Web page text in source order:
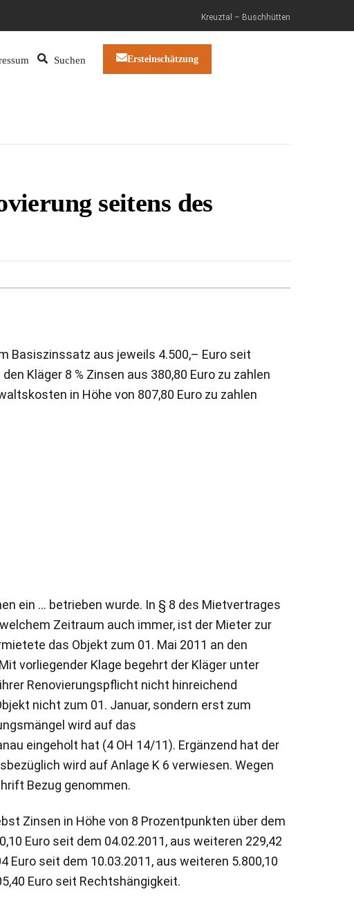
Kreuztal – Buschhütten
Suchen Ersteinschätzung
seitens des
Basiszinssatz aus jeweils 4.500,– Euro seit
Kläger 8 % Zinsen aus 380,80 Euro zu zahlen
in Höhe von 807,80 Euro zu zahlen
ein … betrieben wurde. In § 8 des Mietvertrages
Zeitraum auch immer, ist der Mieter zur
das Objekt zum 01. Mai 2011 an den
vorliegender Klage begehrt der Kläger unter
Renovierungspflicht nicht hinreichend
nicht zum 01. Januar, sondern erst zum
wird auf das
eingeholt hat (4 OH 14/11). Ergänzend hat der
wird auf Anlage K 6 verwiesen. Wegen
Bezug genommen.
Zinsen in Höhe von 8 Prozentpunkten über dem
Euro seit dem 04.02.2011, aus weiteren 229,42
Euro seit dem 10.03.2011, aus weiteren 5.800,10
Euro seit Rechtshängigkeit.